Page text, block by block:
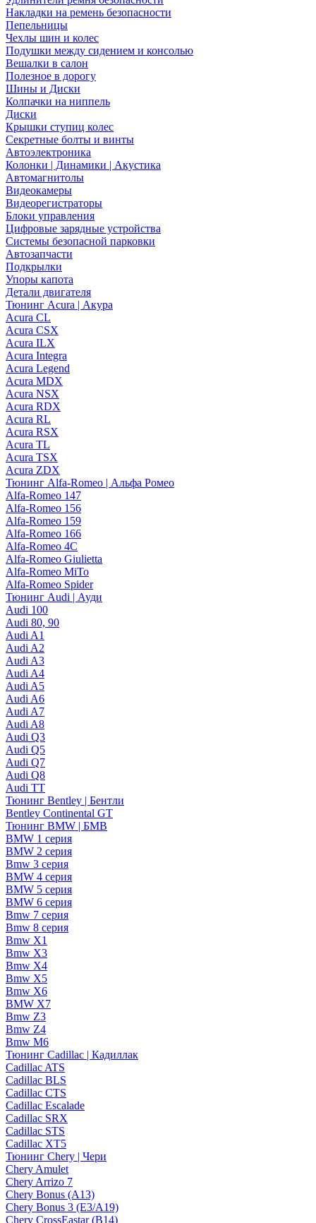
Накладки на ремень безопасности
Пепельницы
Чехлы шин и колес
Подушки между сидением и консолью
Вешалки в салон
Полезное в дорогу
Шины и Диски
Колпачки на ниппель
Диски
Крышки ступиц колес
Секретные болты и винты
Автоэлектроника
Колонки | Динамики | Акустика
Автомагнитолы
Видеокамеры
Видеорегистраторы
Блоки управления
Цифровые зарядные устройства
Системы безопасной парковки
Автозапчасти
Подкрылки
Упоры капота
Детали двигателя
Тюнинг Acura | Акура
Acura CL
Acura CSX
Acura ILX
Acura Integra
Acura Legend
Acura MDX
Acura NSX
Acura RDX
Acura RL
Acura RSX
Acura TL
Acura TSX
Acura ZDX
Тюнинг Alfa-Romeo | Альфа Ромео
Alfa-Romeo 147
Alfa-Romeo 156
Alfa-Romeo 159
Alfa-Romeo 166
Alfa-Romeo 4C
Alfa-Romeo Giulietta
Alfa-Romeo MiTo
Alfa-Romeo Spider
Тюнинг Audi | Ауди
Audi 100
Audi 80, 90
Audi A1
Audi A2
Audi A3
Audi A4
Audi A5
Audi A6
Audi A7
Audi A8
Audi Q3
Audi Q5
Audi Q7
Audi Q8
Audi TT
Тюнинг Bentley | Бентли
Bentley Continental GT
Тюнинг BMW | БМВ
BMW 1 серия
BMW 2 серия
Bmw 3 серия
BMW 4 серия
BMW 5 серия
BMW 6 серия
Bmw 7 серия
Bmw 8 серия
Bmw X1
Bmw X3
Bmw X4
Bmw X5
Bmw X6
BMW X7
Bmw Z3
Bmw Z4
Bmw М6
Тюнинг Cadillac | Кадиллак
Cadillac ATS
Cadillac BLS
Cadillac CTS
Cadillac Escalade
Cadillac SRX
Cadillac STS
Cadillac XT5
Тюнинг Chery | Чери
Chery Amulet
Chery Arrizo 7
Chery Bonus (A13)
Chery Bonus 3 (E3/A19)
Chery CrossEastar (B14)